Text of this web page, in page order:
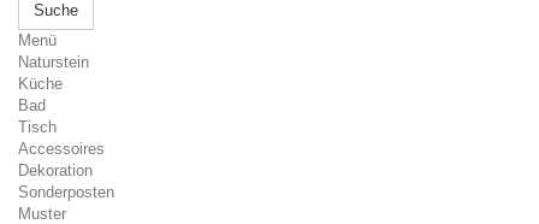
Suche
Menü
Naturstein
Küche
Bad
Tisch
Accessoires
Dekoration
Sonderposten
Muster